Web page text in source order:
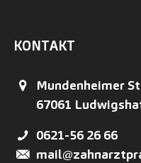
KONTAKT
Mundenheimer
67061
0621-56 26 66